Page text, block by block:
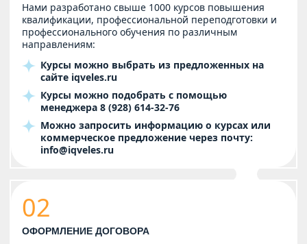
Нами разработано свыше 1000 курсов повышения
квалификации, профессиональной переподготовки и
профессионального обучения по различным
направлениям:
Курсы можно выбрать из предложенных на
сайте iqveles.ru
Курсы можно подобрать с помощью
менеджера 8 (928) 614-32-76
Можно запросить информацию о курсах или
коммерческое предложение через почту:
info@iqveles.ru
02
ОФОРМЛЕНИЕ ДОГОВОРА